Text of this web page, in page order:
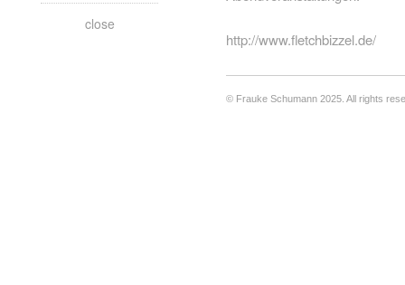
close
http://www.fletchbizzel.de/
© Frauke Schumann 2025. All rights